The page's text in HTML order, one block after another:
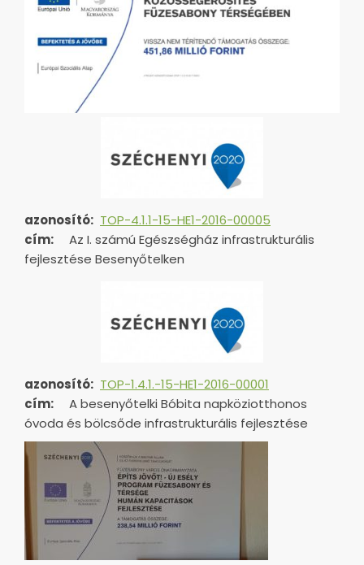
azonosító: TOP-4.1.1-15-HE1-2016-00005
cím:
Az I. számú Egészségház infrastrukturális
fejlesztése Besenyőtelken
azonosító: TOP-1.4.1.-15-HE1-2016-00001
cím:
A besenyőtelki Bóbita napköziotthonos
óvoda és bölcsőde infrastrukturális fejlesztése